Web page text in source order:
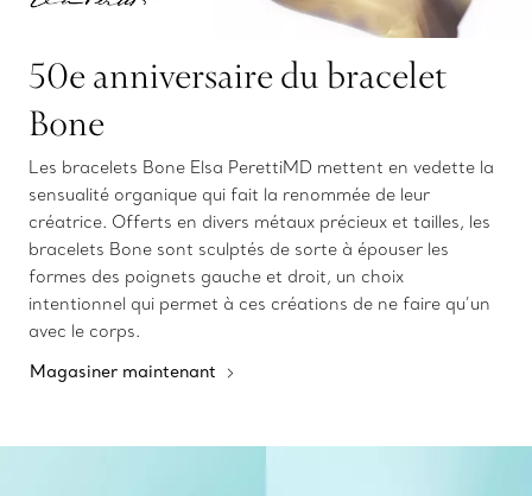
50e anniversaire du bracelet
Bone
Les bracelets Bone Elsa PerettiMD mettent en vedette la
sensualité organique qui fait la renommée de leur
créatrice. Offerts en divers métaux précieux et tailles, les
bracelets Bone sont sculptés de sorte à épouser les
formes des poignets gauche et droit, un choix
intentionnel qui permet à ces créations de ne faire qu’un
avec le corps.
Magasiner maintenant